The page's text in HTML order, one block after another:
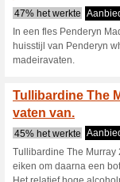
Shop
nodig.